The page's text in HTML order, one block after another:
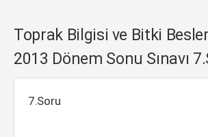
Toprak Bilgisi ve Bitki
2013 Dönem Sonu Sınavı
7.Soru